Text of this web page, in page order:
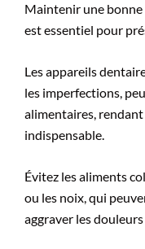
Maintenir une bonne
est essentiel pour
Les appareils
les imperfections,
alimentaires,
indispensable.
Évitez les aliments
ou les noix, qui
aggraver les